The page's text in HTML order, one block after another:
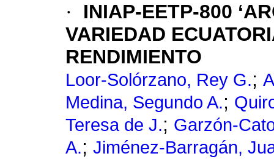
·
INIAP-EETP-800
VARIEDAD
RENDIMIENTO
Loor-Solórzano, Rey G.;
Medina, Segundo A.;
Teresa de J.; Garzón-
A.; Jiménez-Barragán,